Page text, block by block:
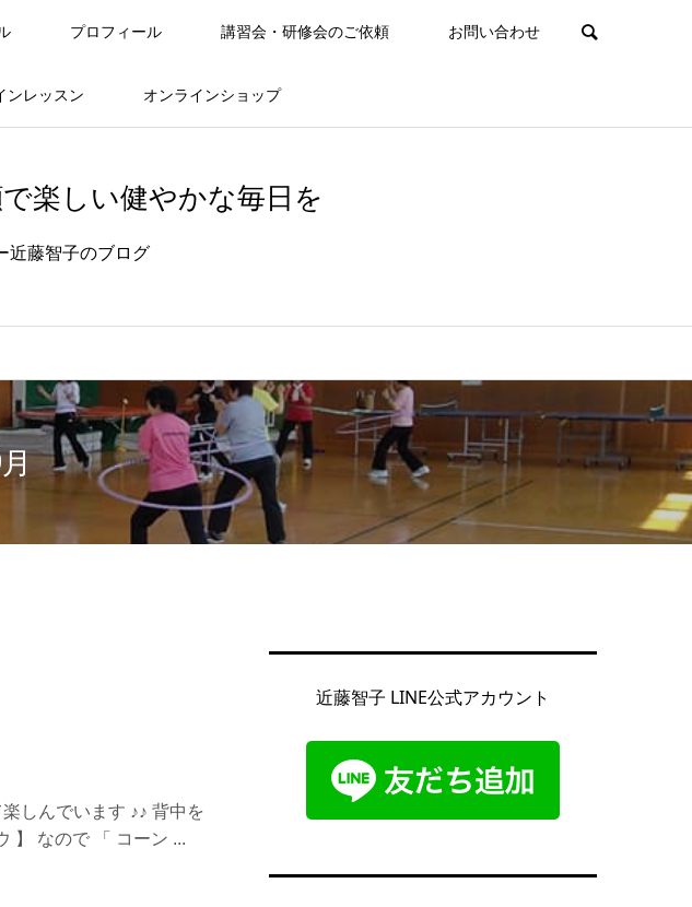
プロフィール 講習会・研修会のご依頼 お問い合わせ
ンレッスン オンラインショップ
楽しい健やかな毎日を
近藤智子のブログ
しんでいます ♪♪ 背中を
】 なので 「 コーン ...
近藤智子 LINE公式アカウント